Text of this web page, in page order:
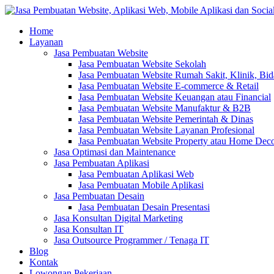
Home
Layanan
Jasa Pembuatan Website
Jasa Pembuatan Website Sekolah
Jasa Pembuatan Website Rumah Sakit, Klinik,
Jasa Pembuatan Website E-commerce & Retail
Jasa Pembuatan Website Keuangan atau Financial
Jasa Pembuatan Website Manufaktur & B2B
Jasa Pembuatan Website Pemerintah & Dinas
Jasa Pembuatan Website Layanan Profesional
Jasa Pembuatan Website Property atau Home
Jasa Optimasi dan Maintenance
Jasa Pembuatan Aplikasi
Jasa Pembuatan Aplikasi Web
Jasa Pembuatan Mobile Aplikasi
Jasa Pembuatan Desain
Jasa Pembuatan Desain Presentasi
Jasa Konsultan Digital Marketing
Jasa Konsultan IT
Jasa Outsource Programmer / Tenaga IT
Blog
Kontak